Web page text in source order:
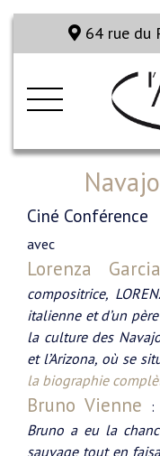
64 rue du
Ciné Conférence
avec
Lorenza Garcia
compositrice,
italienne et d’un
la culture des
et l’Arizona, où se
la biographie
Bruno Vienne :
Bruno a eu la
sauvage tout en